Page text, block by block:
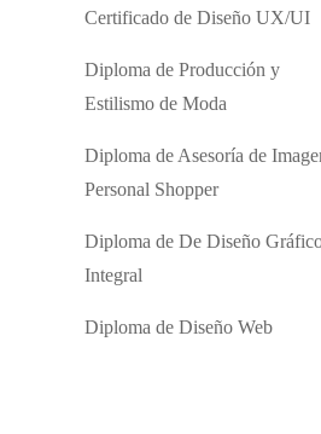
Certificado de Diseño UX/UI
Diploma de Producción y
Estilismo de Moda
Diploma de Asesoría de
Personal Shopper
Diploma de De Diseño
Integral
Diploma de Diseño Web